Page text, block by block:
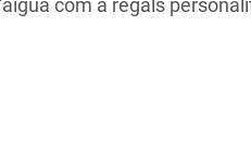
com a regals